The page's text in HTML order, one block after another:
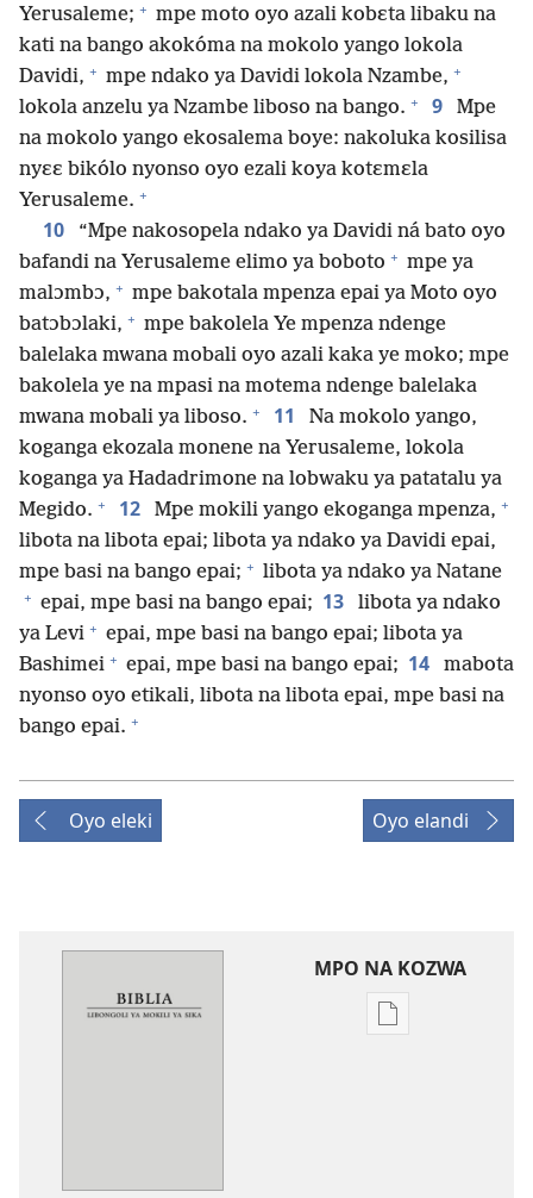
Yerusaleme; + mpe moto oyo azali kobɛta libaku na
kati na bango akokóma na mokolo yango lokola
Davidi, + mpe ndako ya Davidi lokola Nzambe, +
lokola anzelu ya Nzambe liboso na bango. + 9
Mpe
na mokolo yango ekosalema boye: nakoluka kosilisa
nyɛɛ bikólo nyonso oyo ezali koya kotɛmɛla
Yerusaleme. +
10
“Mpe nakosopela ndako ya Davidi ná bato oyo
bafandi na Yerusaleme elimo ya boboto + mpe ya
malɔmbɔ, + mpe bakotala mpenza epai ya Moto oyo
batɔbɔlaki, + mpe bakolela Ye mpenza ndenge
balelaka mwana mobali oyo azali kaka ye moko; mpe
bakolela ye na mpasi na motema ndenge balelaka
mwana mobali ya liboso. + 11
Na mokolo yango,
koganga ekozala monene na Yerusaleme, lokola
koganga ya Hadadrimone na lobwaku ya patatalu ya
Megido. + 12 Mpe mokili yango ekoganga mpenza, +
libota na libota epai; libota ya ndako ya Davidi epai,
mpe basi na bango epai; + libota ya ndako ya Natane
+ epai, mpe basi na bango epai; 13
libota ya ndako
ya Levi + epai, mpe basi na bango epai; libota ya
Bashimei + epai, mpe basi na bango epai; 14
mabota
nyonso oyo etikali, libota na libota epai, mpe basi na
bango epai. +
Oyo eleki Oyo elandi
MPO NA KOZWA
Ndenge